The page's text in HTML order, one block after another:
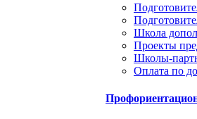
Школа
Проекты
Школы-
Оплата по